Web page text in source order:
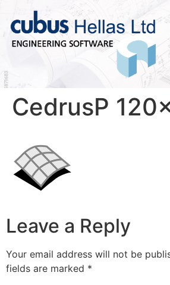
CedrusP
Leave a Reply
Your email address will not be
fields are marked *